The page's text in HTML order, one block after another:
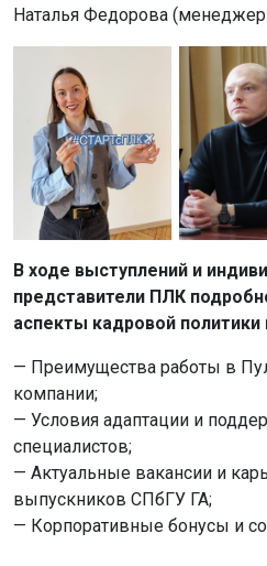
Наталья Федорова (менеджер
В ходе выступлений и
представители ПЛК
аспекты кадровой политики
— Преимущества работы в
компании;
— Условия адаптации и
специалистов;
— Актуальные вакансии и
выпускников СПбГУ ГА;
— Корпоративные бонусы и